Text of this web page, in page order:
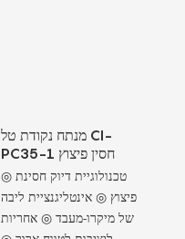
מנתח נקודת טל CI-
PC35-1 חסין פיצוץ
◎ טכנולוגיית דיוק חסינת
פיצוץ ◎ אינטליגנציית ליבה
של מיקרו-מעבד ◎ אחריות